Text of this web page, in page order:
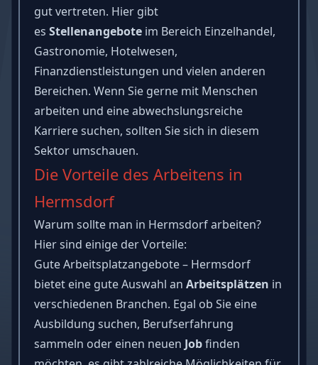
gut vertreten. Hier gibt
es Stellenangeboteim Bereich Einzelhandel,
Gastronomie, Hotelwesen,
Finanzdienstleistungen und vielen anderen
Bereichen. Wenn Sie gerne mit Menschen
arbeiten und eine abwechslungsreiche
Karriere suchen, sollten Sie sich in diesem
Sektor umschauen.
Die Vorteile des Arbeitens in
Hermsdorf
Warum sollte man in Hermsdorf arbeiten?
Hier sind einige der Vorteile:
Gute Arbeitsplatzangebote – Hermsdorf
bietet eine gute Auswahl an Arbeitsplätzen in
verschiedenen Branchen. Egal ob Sie eine
Ausbildung suchen, Berufserfahrung
sammeln oder einen neuen Jobfinden